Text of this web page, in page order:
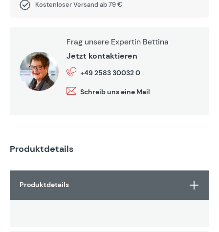
Kostenloser Versand ab 79 €
Frag unsere Expertin Bettina
Jetzt kontaktieren
+49 2583 30032 0
Schreib uns eine Mail
Produktdetails
Produktdetails